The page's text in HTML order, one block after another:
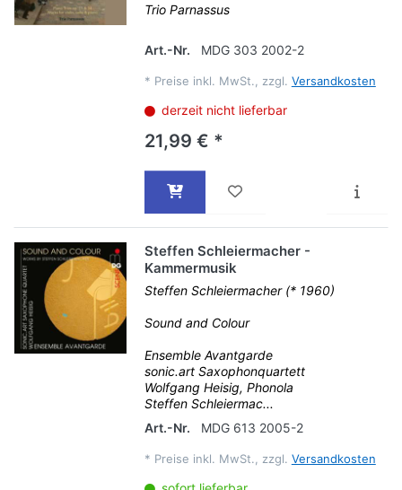
Trio Parnassus
Art.-Nr. MDG 303 2002-2
* Preise inkl. MwSt., zzgl. Versandkosten
derzeit nicht lieferbar
21,99 € *
Steffen Schleiermacher -
Kammermusik
Steffen Schleiermacher (* 1960)
Sound and Colour
Ensemble Avantgarde
sonic.art Saxophonquartett
Wolfgang Heisig, Phonola
Steffen Schleiermac...
Art.-Nr.
MDG 613 2005-2
* Preise inkl. MwSt., zzgl. Versandkosten